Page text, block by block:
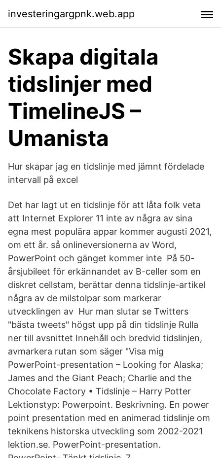
investeringargpnk.web.app
Skapa digitala
tidslinjer med
TimelineJS –
Umanista
Hur skapar jag en tidslinje med jämnt fördelade
intervall på excel
Det har lagt ut en tidslinje för att låta folk veta
att Internet Explorer 11 inte av några av sina
egna mest populära appar kommer augusti 2021,
om ett år. så onlineversionerna av Word,
PowerPoint och gänget kommer inte På 50-
årsjubileet för erkännandet av B-celler som en
diskret cellstam, berättar denna tidslinje-artikel
några av de milstolpar som markerar
utvecklingen av Hur man slutar se Twitters
"bästa tweets" högst upp på din tidslinje Rulla
ner till avsnittet Innehåll och bredvid tidslinjen,
avmarkera rutan som säger "Visa mig
PowerPoint-presentation – Looking for Alaska;
James and the Giant Peach; Charlie and the
Chocolate Factory • Tidslinje – Harry Potter
Lektionstyp: Powerpoint. Beskrivning. En power
point presentation med en animerad tidslinje om
teknikens historska utveckling som 2002-2021
lektion.se. PowerPoint-presentation.